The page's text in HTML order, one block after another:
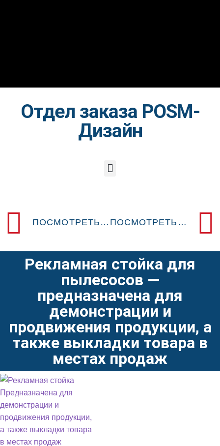
Отдел заказа POSM-
Дизайн
ПОСМОТРЕТЬ ПРЕДЫДУЩИЙ POSM-ДИЗАЙН ПОСМОТРЕТЬ СЛЕДУЮЩИЙ POSM-ДИЗАЙН
Рекламная стойка для
пылесосов —
предназначена для
демонстрации и
продвижения продукции, а
также выкладки товара в
местах продаж